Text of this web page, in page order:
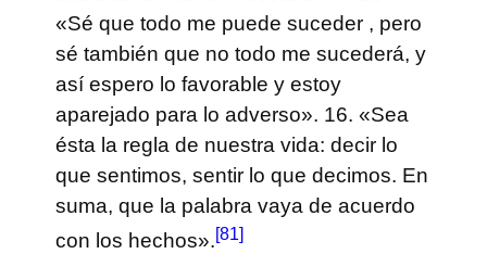
«Sé que todo me puede suceder , pero
sé también que no todo me sucederá, y
así espero lo favorable y estoy
aparejado para lo adverso». 16. «Sea
ésta la regla de nuestra vida: decir lo
que sentimos, sentir lo que decimos. En
suma, que la palabra vaya de acuerdo
con los hechos».[81]